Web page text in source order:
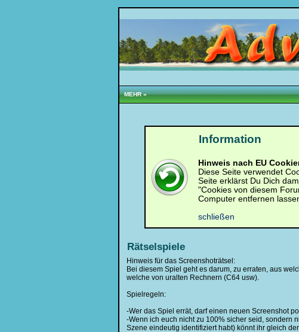
MEHR »
Loginbox
Trage
in
die
nachfolgenden
und
um
Dich
einzuloggen.
Username:
Bei jedem Besuch
automatisch einloggen.
Information
Hinweis nach EU
Diese Seite verwendet
Seite erklärst Du Dich
"Cookies von diesem
Computer entfernen
schließen
Rätselspiele
Hinweis für das Screenshoträtsel:
Bei diesem Spiel geht es darum, zu erraten, aus
welche von uralten Rechnern (C64 usw).
Spielregeln:
-Wer das Spiel errät, darf einen neuen Screenshot
-Wenn ich euch nicht zu 100% sicher seid, sondern
Szene eindeutig identifiziert habt) könnt ihr gleich